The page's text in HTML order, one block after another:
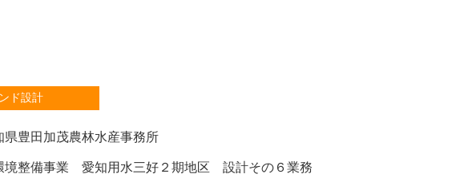
ド設計
県豊田加茂農林水産事務所
境整備事業 愛知用水三好２期地区 設計その６業務